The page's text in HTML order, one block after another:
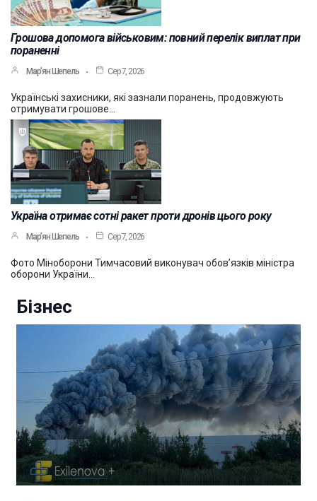
Грошова допомога військовим: повний перелік виплат при
пораненні
Мар’ян Шепель Сер 7, 2026
Українські захисники, які зазнали поранень, продовжують
отримувати грошове…
Україна отримає сотні ракет проти дронів цього року
Мар’ян Шепель Сер 7, 2026
Фото Міноборони Тимчасовий виконувач обов’язків міністра
оборони України…
Бізнес